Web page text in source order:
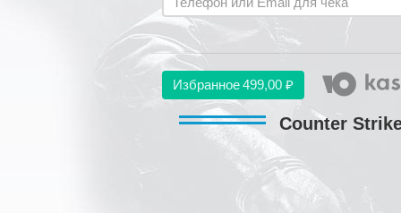
Избранное499,00 ₽
Counter